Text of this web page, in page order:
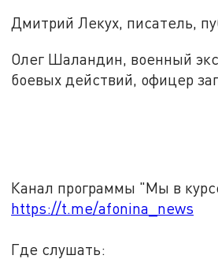
Дмитрий Лекух, писатель,
Олег Шаландин, военный
боевых действий, офицер
Канал программы "Мы в
https://t.me/afonina_news
Где слушать: